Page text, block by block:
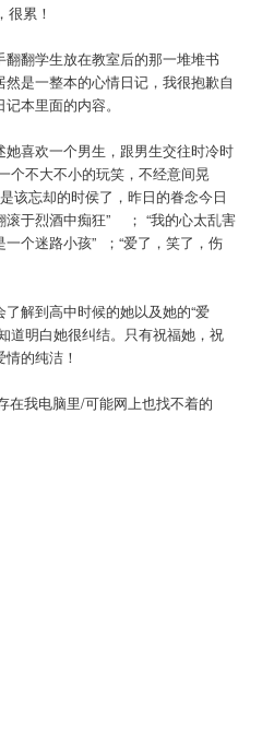
很累！
翻学生放在教室后的那一堆堆书
是一整本的心情日记，我很抱歉自
本里面的内容。
喜欢一个男生，跟男生交往时冷时
个不大不小的玩笑，不经意间晃
该忘却的时侯了，昨日的眷念今日
滚于烈酒中痴狂” ； “我的心太乱害
个迷路小孩” ；“爱了，笑了，伤
解到高中时候的她以及她的“爱
道明白她很纠结。只有祝福她，祝
的纯洁！
在我电脑里/可能网上也找不着的